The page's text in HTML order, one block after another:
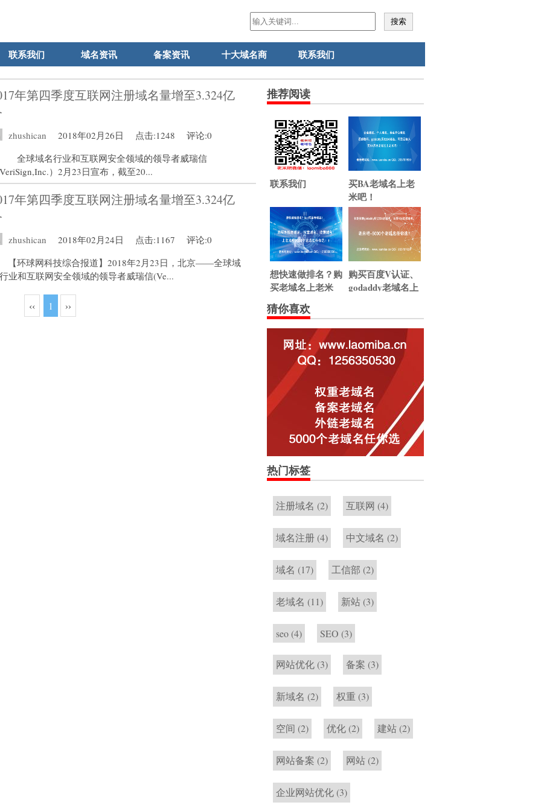
联系我们 域名资讯 备案资讯 十大域名商 联系我们
年第四季度互联网注册域名量增至3.324亿
zhushican 2018年02月26日 点击:1248
评论:0
全球域名行业和互联网安全领域的领导者威瑞信
）2月23日宣布，截至20...
年第四季度互联网注册域名量增至3.324亿
zhushican 2018年02月24日 点击:1167
评论:0
【环球网科技综合报道】2018年2月23日，北京——全球域
业和互联网安全领域的领导者威瑞信(Ve...
‹‹ 1 ››
推荐阅读
联系我们
买BA老域名上老
米吧！
想快速做排名？购
买老域名上老米
吧。
购买百度V认证、
godaddy老域名上
猜你喜欢
热门标签
注册域名 (2) 互联网 (4)
域名注册 (4) 中文域名 (2)
域名 (17) 工信部 (2)
老域名 (11) 新站 (3)
seo (4) SEO (3)
网站优化 (3) 备案 (3)
新域名 (2) 权重 (3)
空间 (2) 优化 (2) 建站 (2)
网站备案 (2) 网站 (2)
企业网站优化 (3)